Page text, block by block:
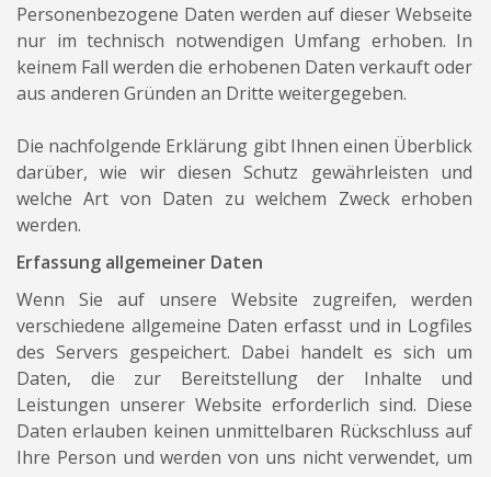
Personenbezogene Daten werden auf dieser Webseite
nur im technisch notwendigen Umfang erhoben. In
keinem Fall werden die erhobenen Daten verkauft oder
aus anderen Gründen an Dritte weitergegeben.
Die nachfolgende Erklärung gibt Ihnen einen Überblick
darüber, wie wir diesen Schutz gewährleisten und
welche Art von Daten zu welchem Zweck erhoben
werden.
Erfassung allgemeiner Daten
Wenn Sie auf unsere Website zugreifen, werden
verschiedene allgemeine Daten erfasst und in Logfiles
des Servers gespeichert. Dabei handelt es sich um
Daten, die zur Bereitstellung der Inhalte und
Leistungen unserer Website erforderlich sind. Diese
Daten erlauben keinen unmittelbaren Rückschluss auf
Ihre Person und werden von uns nicht verwendet, um